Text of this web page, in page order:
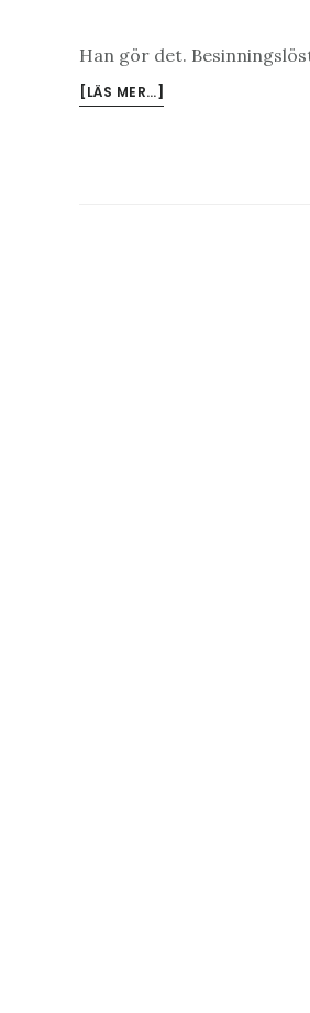
Han gör det.
[LÄS MER…]